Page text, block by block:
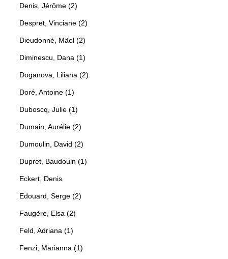
Denis, Jérôme (2)
Despret, Vinciane (2)
Dieudonné, Mäel (2)
Diminescu, Dana (1)
Doganova, Liliana (2)
Doré, Antoine (1)
Duboscq, Julie (1)
Dumain, Aurélie (2)
Dumoulin, David (2)
Dupret, Baudouin (1)
Eckert, Denis
Edouard, Serge (2)
Faugère, Elsa (2)
Feld, Adriana (1)
Fenzi, Marianna (1)